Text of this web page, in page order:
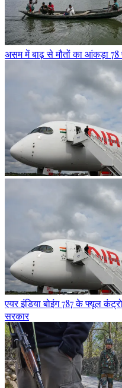
असम में बाढ़ से मौतों का आंकड़ा 78
एयर इंडिया बोइंग 787 के फ्यूल
सरकार